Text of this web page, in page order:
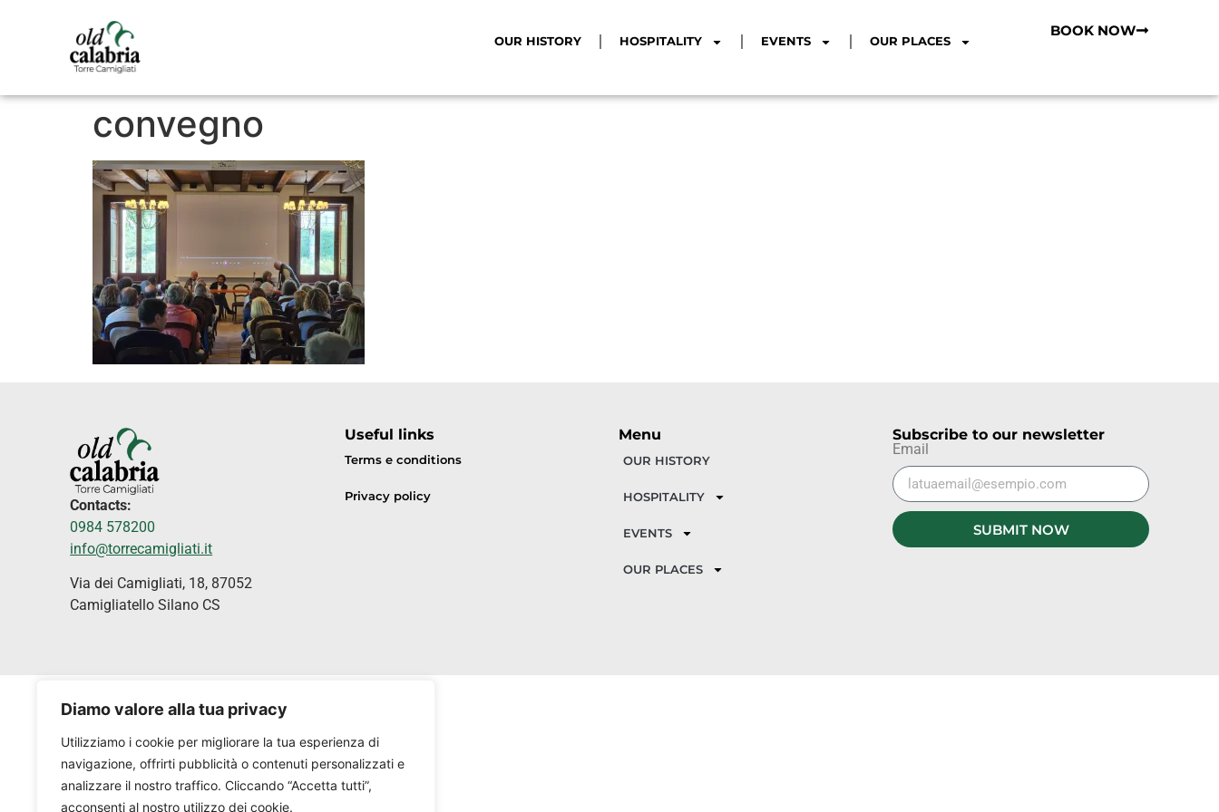
Diamo valore alla tua privacy
Utilizziamo i cookie per migliorare la tua esperienza di
navigazione, offrirti pubblicità o contenuti personalizzati e
analizzare il nostro traffico. Cliccando “Accetta tutti”,
acconsenti al nostro utilizzo dei cookie.
OUR HISTORY HOSPITALITY EVENTS OUR PLACES
BOOK NOW
convegno
Contacts:
0984 578200
info@torrecamigliati.it
Via dei Camigliati, 18, 87052
Camigliatello Silano CS
Useful links
Terms e conditions
Privacy policy
Menu
OUR HISTORY
HOSPITALITY
EVENTS
OUR PLACES
Subscribe to our newsletter
Email
SUBMIT NOW